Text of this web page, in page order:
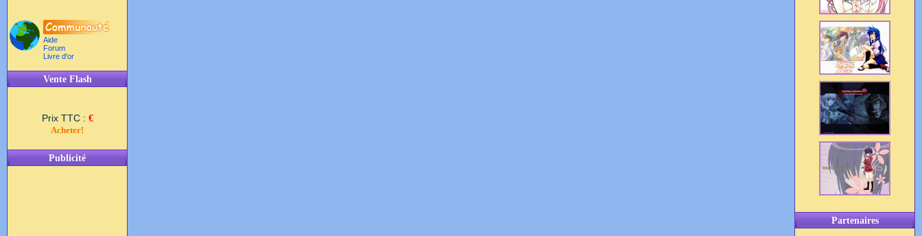
Aide
Forum
Livre d'or
Vente Flash
Prix TTC : €
Acheter!
Publicité
Partenaires